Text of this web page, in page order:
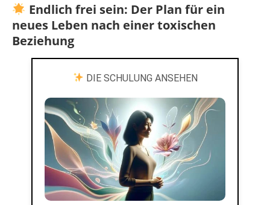
Endlich frei sein: Der Plan für ein
neues Leben nach einer toxischen
Beziehung
DIE SCHULUNG ANSEHEN